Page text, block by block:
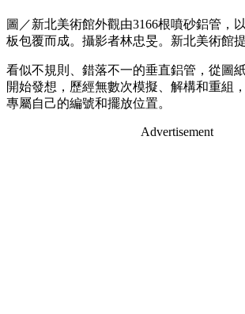
圖／新北美術館外觀由3166根噴砂鋁管，
板包覆而成。攝影者林忠旻。新北美術館提
看似不規則、錯落不一的垂直鋁管，從圖
開始發想，歷經無數次模擬、解構和重組
專屬自己的編號和擺放位置。
Advertisement